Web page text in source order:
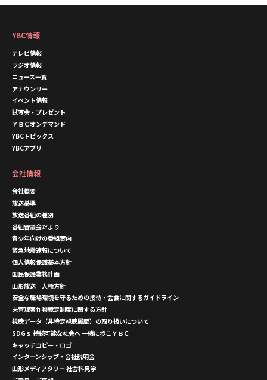
YBC情報
テレビ情報
ラジオ情報
ニュース一覧
アナウンサー
イベント情報
試写会・プレゼント
ＹＢＣオンデマンド
YBCトピックス
YBCアプリ
会社情報
会社概要
放送基準
放送番組の種別
番組審議会だより
青少年向けの番組案内
緊急地震速報について
個人情報保護基本方針
国民保護業務計画
山形放送 人権方針
安全な職場環境を守るための接待・会食に関するガイドライン
未管理著作物裁定制度に関する方針
視聴データ（非特定視聴履歴）の取り扱いについて
SDGｓ 持続可能な社会へ 一緒に歩こＹＢＣ
キャッチコピー・ロゴ
インターンシップ・会社説明会
山形メディアタワー 社会科見学